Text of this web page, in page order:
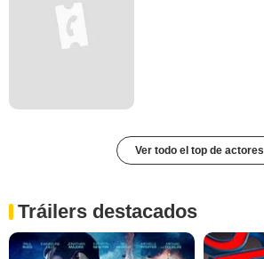
Ver todo el top de actores
Tráilers destacados